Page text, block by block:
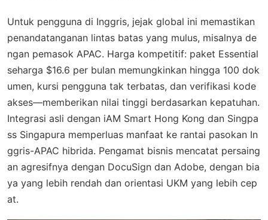
Untuk pengguna di Inggris, jejak global ini memastikan
penandatanganan lintas batas yang mulus, misalnya de
ngan pemasok APAC. Harga kompetitif: paket Essential
seharga $16.6 per bulan memungkinkan hingga 100 dok
umen, kursi pengguna tak terbatas, dan verifikasi kode
akses—memberikan nilai tinggi berdasarkan kepatuhan.
Integrasi asli dengan iAM Smart Hong Kong dan Singpa
ss Singapura memperluas manfaat ke rantai pasokan In
ggris-APAC hibrida. Pengamat bisnis mencatat persaing
an agresifnya dengan DocuSign dan Adobe, dengan bia
ya yang lebih rendah dan orientasi UKM yang lebih cep
at.